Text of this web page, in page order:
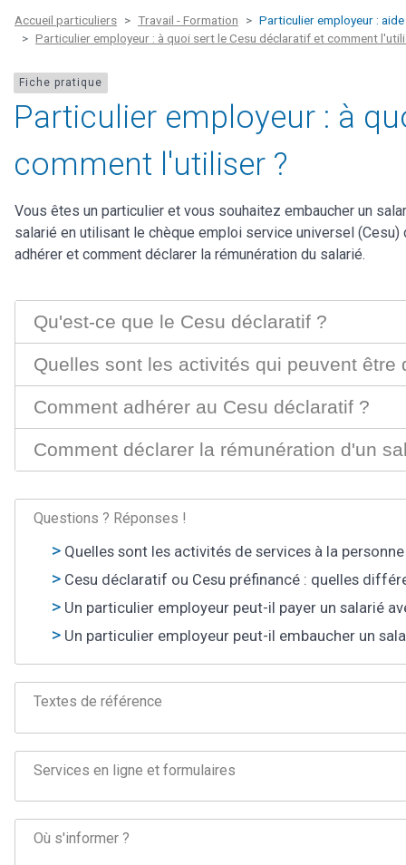
Accueil particuliers Travail - Formation
Particulier employeur :
Particulier employeur : à quoi sert le Cesu déclaratif et comment
Fiche pratique
Particulier employeur : à
comment l'utiliser ?
Vous êtes un particulier et vous souhaitez embaucher un
salarié en utilisant le chèque emploi service universel
adhérer et comment déclarer la rémunération du salarié.
Qu'est-ce que le Cesu déclaratif ?
Quelles sont les activités qui peuvent être
Comment adhérer au Cesu déclaratif ?
Comment déclarer la rémunération d'un
Questions ? Réponses !
Quelles sont les activités de services à la
Cesu déclaratif ou Cesu préfinancé : quelles
Un particulier employeur peut-il payer un salarié
Un particulier employeur peut-il embaucher un
Textes de référence
Services en ligne et formulaires
Où s'informer ?